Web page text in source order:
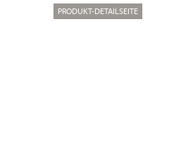
PRODUKT-DETAILSEITE